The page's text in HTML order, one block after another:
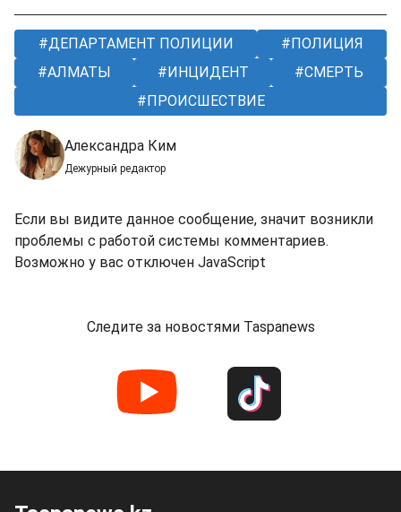
ДЕПАРТАМЕНТ ПОЛИЦИИ
ПОЛИЦИЯ
АЛМАТЫ
ИНЦИДЕНТ
СМЕРТЬ
ПРОИСШЕСТВИЕ
Александра Ким
Дежурный редактор
Если вы видите данное сообщение, значит возникли
проблемы с работой системы комментариев.
Возможно у вас отключен JavaScript
Следите за новостями Taspanews